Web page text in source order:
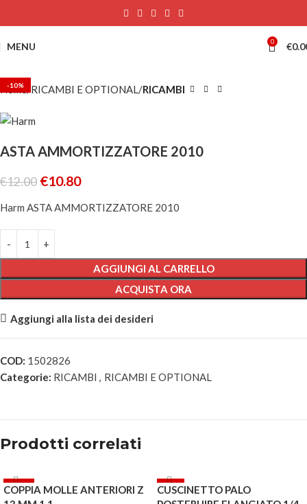
MENU 0 €
-10%
Home RICAMBI E OPTIONAL RICAMBI
ASTA AMMORTIZZATORE 2010
€12.00 €10.80
Harm ASTA AMMORTIZZATORE 2010
AGGIUNGI AL CARRELLO
ACQUISTA ORA
Aggiungi alla lista dei desideri
COD: 1502826
Categorie: RICAMBI , RICAMBI E OPTIONAL
Prodotti correlati
-10%
COPPIA MOLLE ANTERIORI Z
-5%
ESAURITO
CUSCINETTO PALO